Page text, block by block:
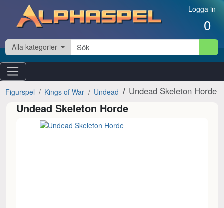
Hoppa till innehåll Logga in
0
Alla kategorier
Figurspel Kings of War Undead Undead Skeleton Horde
Undead Skeleton Horde